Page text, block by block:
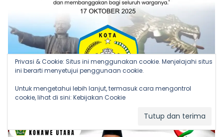
Privasi & Cookie: Situs ini menggunakan cookie. Menjelajahi situs
ini berarti menyetujui penggunaan cookie.
Untuk mengetahui lebih lanjut, termasuk cara mengontrol
cookie, lihat di sini: Kebijakan Cookie